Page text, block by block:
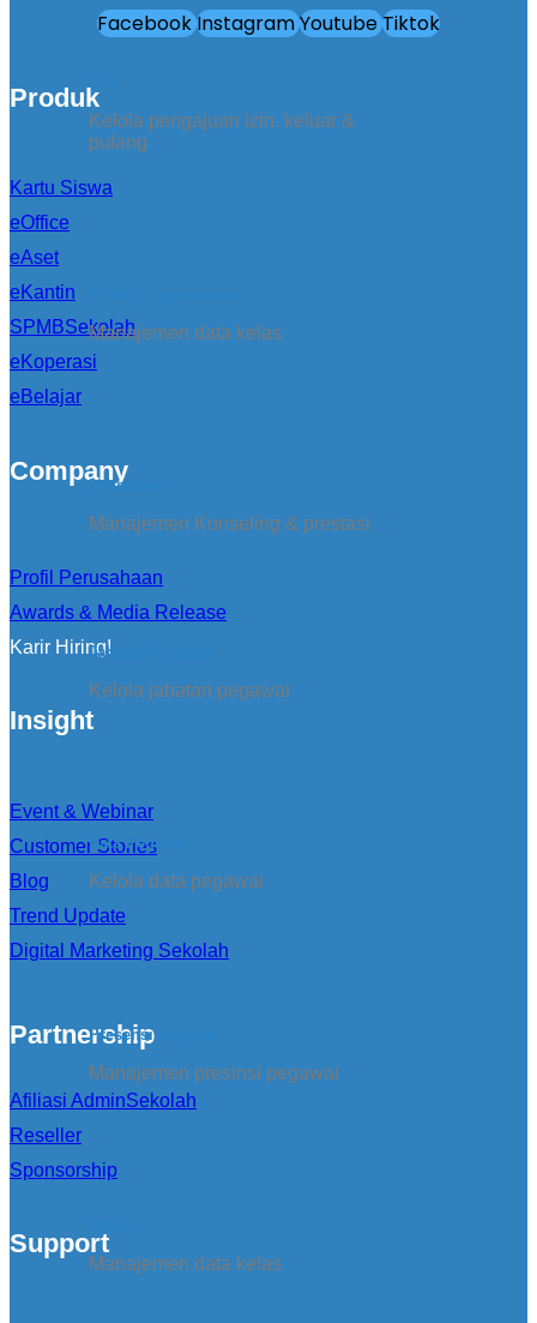
Kelola pengajuan izin, keluar &
pulang
Manajemen data kelas
konseling
Manajemen Konseling & prestasi
Jabatan Pegawai
Kelola jabatan pegawai
Data Pegawai
Kelola data pegawai
Presensi Pegawai
Manajemen presinsi pegawai
Manajemen data kelas
FacebookInstagramYoutubeTiktok
Produk
Kartu Siswa
eOffice
eAset
eKantin
SPMBSekolah
eKoperasi
eBelajar
Company
Profil Perusahaan
Awards & Media Release
Karir Hiring!
Insight
Event & Webinar
Customer Stories
Blog
Trend Update
Digital Marketing Sekolah
Partnership
Afiliasi AdminSekolah
Reseller
Sponsorship
Support